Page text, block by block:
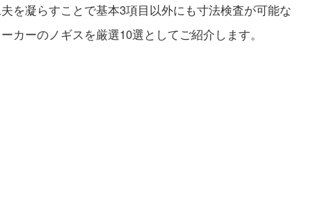
を凝らすことで基本3項目以外にも寸法検査が可能な
カーのノギスを厳選10選としてご紹介します。